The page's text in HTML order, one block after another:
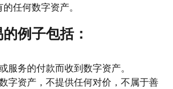
任何数字资产。
例子包括：
服务的付款而收到数字资产。
字资产，不提供任何对价，不属于善